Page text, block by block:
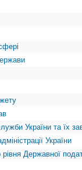
України та їх
України
рівня Державної